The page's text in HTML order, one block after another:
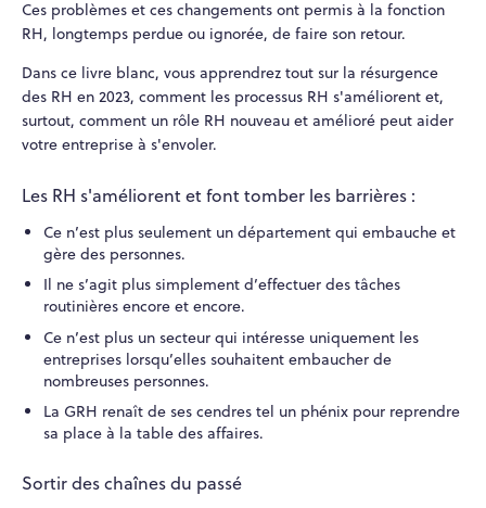
Ces problèmes et ces changements ont permis à la fonction
RH, longtemps perdue ou ignorée, de faire son retour.
Dans ce livre blanc, vous apprendrez tout sur la résurgence
des RH en 2023, comment les processus RH s'améliorent et,
surtout, comment un rôle RH nouveau et amélioré peut aider
votre entreprise à s'envoler.
Les RH s'améliorent et font tomber les barrières :
Ce n’est plus seulement un département qui embauche et
gère des personnes.
Il ne s’agit plus simplement d’effectuer des tâches
routinières encore et encore.
Ce n’est plus un secteur qui intéresse uniquement les
entreprises lorsqu’elles souhaitent embaucher de
nombreuses personnes.
La GRH renaît de ses cendres tel un phénix pour reprendre
sa place à la table des affaires.
Sortir des chaînes du passé